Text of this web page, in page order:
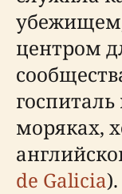
центром
госпиталь
моряках,
de Galicia).